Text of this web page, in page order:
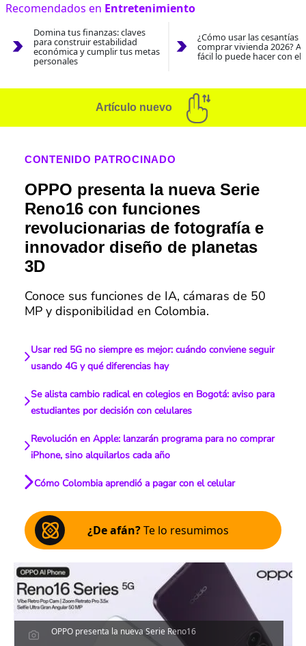
Recomendados en Entretenimiento
Domina tus finanzas: claves
para construir estabilidad
económica y cumplir tus metas
personales
¿Cómo usar las cesantías
comprar vivienda 2026?
fácil lo puede hacer con el
Artículo nuevo
CONTENIDO PATROCINADO
OPPO presenta la nueva Serie
Reno16 con funciones
revolucionarias de fotografía e
innovador diseño de planetas
3D
Conoce sus funciones de IA, cámaras de 50
MP y disponibilidad en Colombia.
Usar red 5G no siempre es mejor: cuándo conviene seguir
usando 4G y qué diferencias hay
Se alista cambio radical en colegios en Bogotá: aviso para
estudiantes por decisión con celulares
Revolución en Apple: lanzarán programa para no comprar
iPhone, sino alquilarlos cada año
Cómo Colombia aprendió a pagar con el celular
¿De afán?Te lo resumimos
OPPO presenta la nueva Serie Reno16